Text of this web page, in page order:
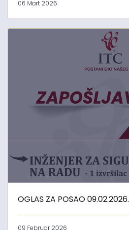
06 Mart 2026
OGLAS ZA POSAO 09.02.2026.
09 Februar 2026